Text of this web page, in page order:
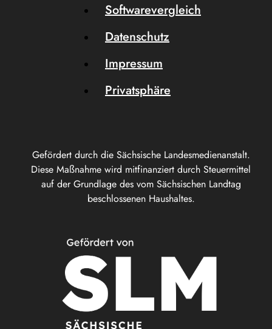
Gefördert durch die Sächsische Landesmedienanstalt.
Diese Maßnahme wird mitfinanziert durch Steuermittel
auf der Grundlage des vom Sächsischen Landtag
beschlossenen Haushaltes.
Softwarevergleich
Datenschutz
Impressum
Privatsphäre